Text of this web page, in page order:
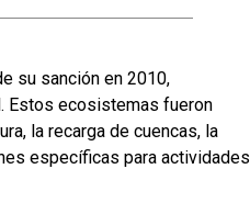
su sanción en 2010,
Estos ecosistemas fueron
la recarga de cuencas, la
específicas para actividades